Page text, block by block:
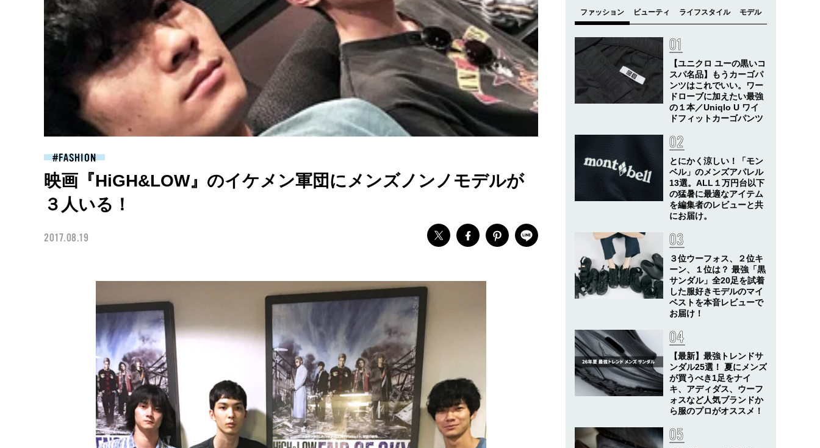
FASHION
映画『HiGH&LOW』のイケメン軍団にメンズノンノモデルが
３人いる！
2017.08.19
【ユニクロ ユーの黒いコ
スパ名品】もうカーゴパ
ンツはこれでいい。ワー
ドローブに加えたい最強
の１本／Uniqlo U ワイ
ドフィットカーゴパンツ
とにかく涼しい！「モン
ベル」のメンズアパレル
13選。ALL１万円台以下
の猛暑に最適なアイテム
を編集者のレビューと共
にお届け。
３位ウーフォス、２位キ
ーン、１位は？ 最強「黒
サンダル」全20足を試着
した服好きモデルのマイ
ベストを本音レビューで
お届け！
【最新】最強トレンドサ
ンダル25選！ 夏にメンズ
が買うべき1足をナイ
キ、アディダス、ウーフ
ォスなど人気ブランドか
ら服のプロがオススメ！